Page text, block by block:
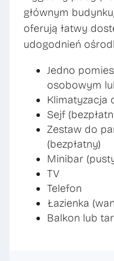
głównym
oferują łatwy
udogodnień
Jedno
osobowym
Klimatyzacja
Sejf
Zestaw do
(bezpłatny)
Minibar
TV
Telefon
Łazienka
Balkon lub